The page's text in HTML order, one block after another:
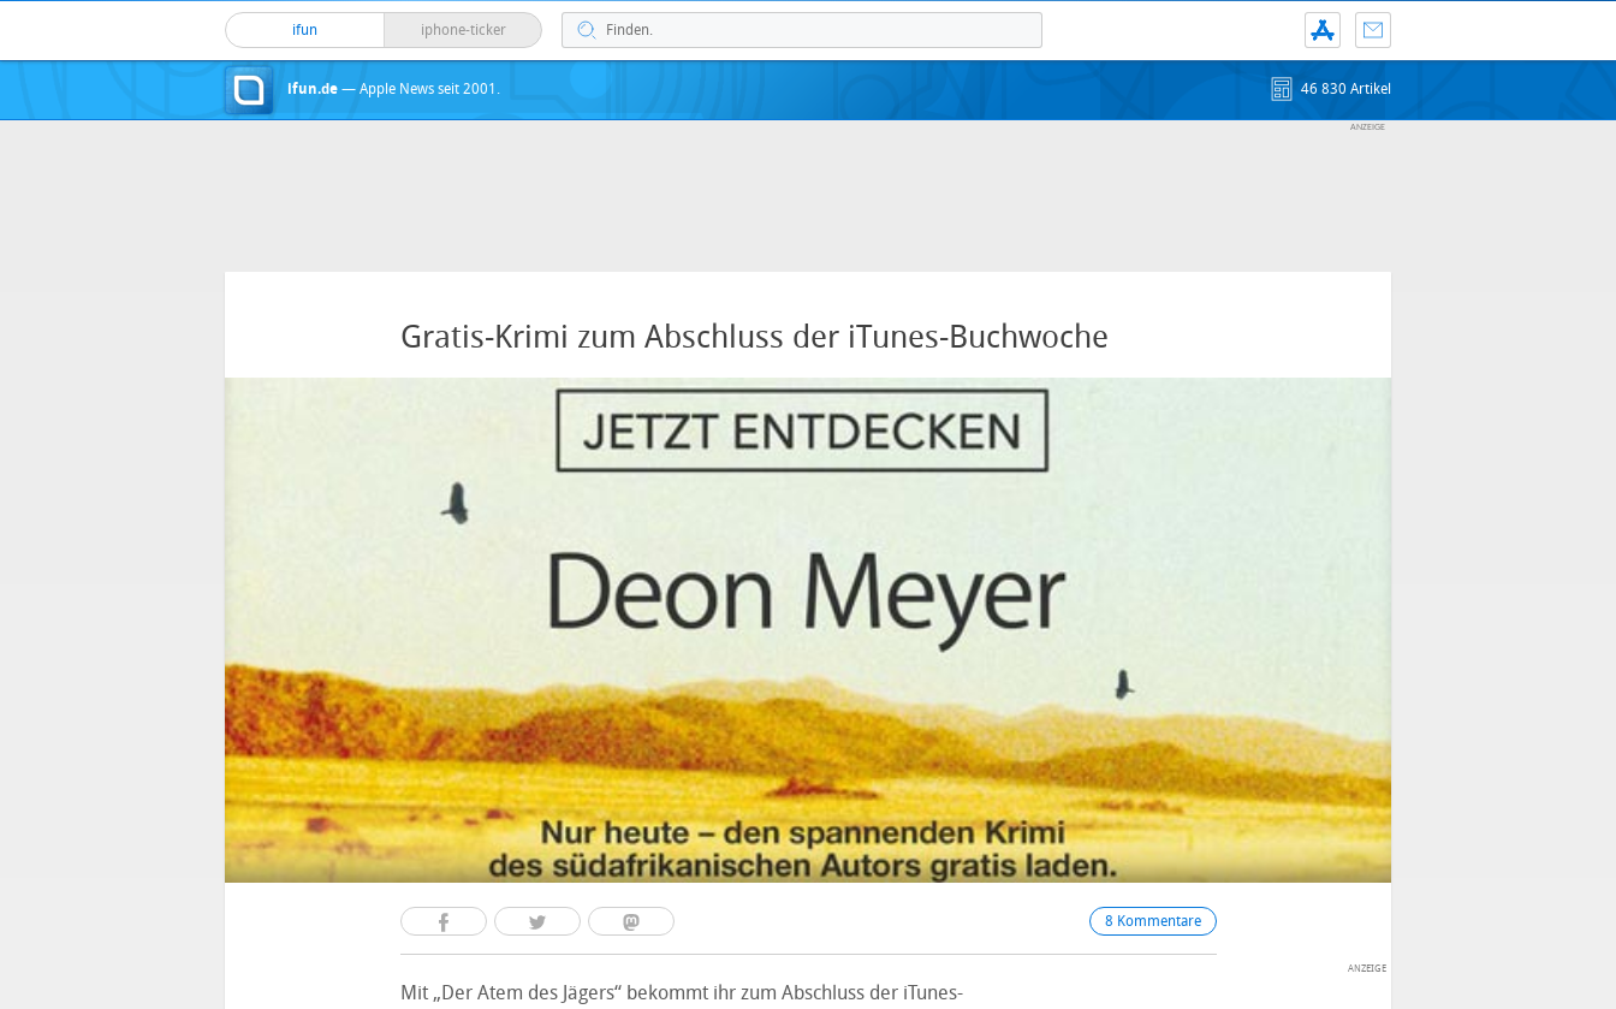
ifun iphone-ticker
ifun.de — Apple News seit 2001. 46 830 Artikel
Gratis-Krimi zum Abschluss der iTunes-Buchwoche
8 Kommentare
Mit „Der Atem des Jägers“ bekommt ihr zum Abschluss der iTunes-